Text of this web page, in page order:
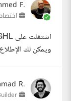
F.
ويمكن لك
R.